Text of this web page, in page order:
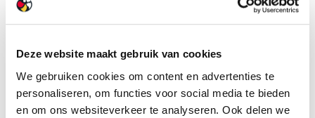
Deze website maakt gebruik van cookies
We gebruiken cookies om content en advertenties te
personaliseren, om functies voor social media te bieden
en om ons websiteverkeer te analyseren. Ook delen we